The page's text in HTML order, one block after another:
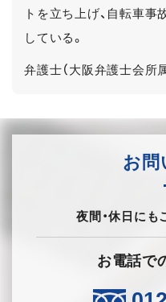
トを立ち上げ、自転車
している。
弁護士（大阪弁護士会
お問
夜間・休日にも
お電話で